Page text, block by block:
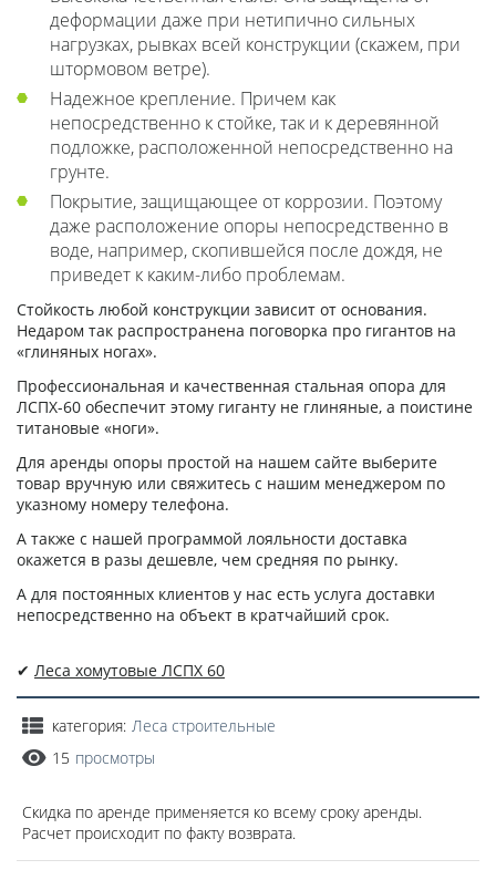
деформации даже при нетипично сильных
нагрузках, рывках всей конструкции (скажем, при
штормовом ветре).
Надежное крепление. Причем как
непосредственно к стойке, так и к деревянной
подложке, расположенной непосредственно на
грунте.
Покрытие, защищающее от коррозии. Поэтому
даже расположение опоры непосредственно в
воде, например, скопившейся после дождя, не
приведет к каким-либо проблемам.
Стойкость любой конструкции зависит от основания.
Недаром так распространена поговорка про гигантов на
«глиняных ногах».
Профессиональная и качественная стальная опора для
ЛСПХ-60 обеспечит этому гиганту не глиняные, а поистине
титановые «ноги».
Для аренды опоры простой на нашем сайте выберите
товар вручную или свяжитесь с нашим менеджером по
указному номеру телефона.
А также с нашей программой лояльности доставка
окажется в разы дешевле, чем средняя по рынку.
А для постоянных клиентов у нас есть услуга доставки
непосредственно на объект в кратчайший срок.
✔ Леса хомутовые ЛСПХ 60
категория: Леса строительные
15 просмотры
Скидка по аренде применяется ко всему сроку аренды.
Расчет происходит по факту возврата.